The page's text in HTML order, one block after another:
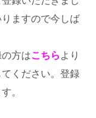
ますので今しば
方はこちら より
ください。登録
。